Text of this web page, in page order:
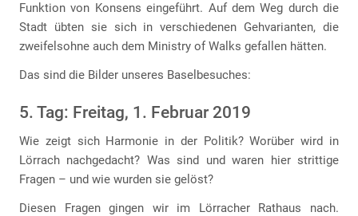
Funktion von Konsens eingeführt. Auf dem Weg durch die
Stadt übten sie sich in verschiedenen Gehvarianten, die
zweifelsohne auch dem Ministry of Walks gefallen hätten.
Das sind die Bilder unseres Baselbesuches:
5. Tag: Freitag, 1. Februar 2019
Wie zeigt sich Harmonie in der Politik? Worüber wird in
Lörrach nachgedacht? Was sind und waren hier strittige
Fragen – und wie wurden sie gelöst?
Diesen Fragen gingen wir im Lörracher Rathaus nach.